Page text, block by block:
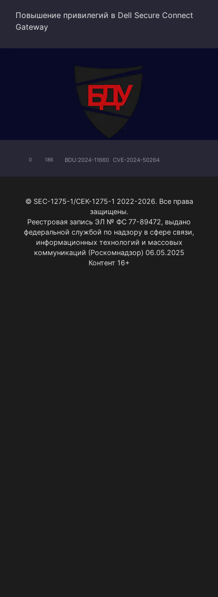
Повышение привилегий в Dell Secure Connect
Gateway
0 186 BDU:2024-11660 CVE-2024-50264
© SEC-1275-1/СЕК-1275-1 2022-2026. Все права
защищены.
Реестровая запись ЭЛ № ФС 77-89472, выдано
федеральной службой по надзору в сфере связи,
информационных технологий и массовых
коммуникаций (Роскомнадзор) 06.05.2025
Контент 16+